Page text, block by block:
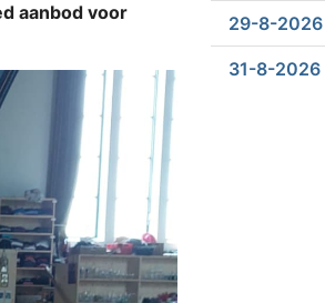
aanbod voor
29-8-2026
31-8-2026